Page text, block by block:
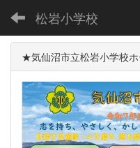
松岩小学校
★気仙沼市立松岩小学校